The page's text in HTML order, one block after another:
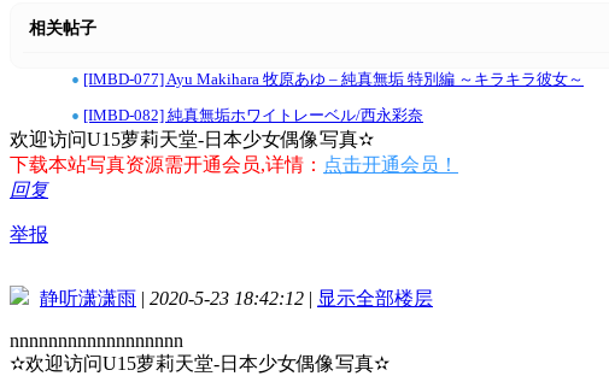
相关帖子
• [IMBD-077] Ayu Makihara 牧原あゆ – 純真無垢 特別編 ～キラキラ彼女～
• [IMBD-082] 純真無垢ホワイトレーベル/西永彩奈
欢迎访问U15萝莉天堂-日本少女偶像写真✫
下载本站写真资源需开通会员,详情： 点击开通会员！
回复
举报
静听潇潇雨 | 2020-5-23 18:42:12 | 显示全部楼层
nnnnnnnnnnnnnnnnnn
✫欢迎访问U15萝莉天堂-日本少女偶像写真✫